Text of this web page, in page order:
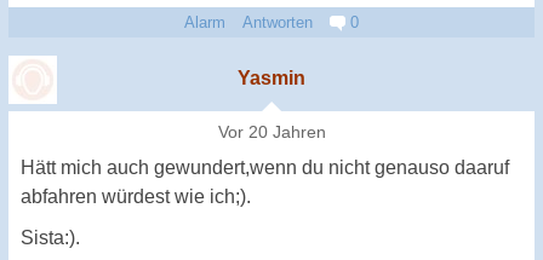
Alarm Antworten 0
Yasmin
Vor 20 Jahren
Hätt mich auch gewundert,wenn du nicht genauso daaruf
abfahren würdest wie ich;).
Sista:).